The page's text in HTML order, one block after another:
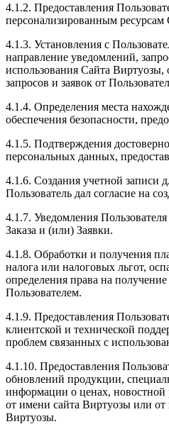
4.1.2. Предоставления
персонализированным ресурсам
4.1.3. Установления с
направление уведомлений,
использования Сайта Виртуозы,
запросов и заявок от
4.1.4. Определения места
обеспечения безопасности,
4.1.5. Подтверждения
персональных данных,
4.1.6. Создания учетной записи
Пользователь дал согласие на
4.1.7. Уведомления
Заказа и (или) Заявки.
4.1.8. Обработки и получения
налога или налоговых льгот,
определения права на
Пользователем.
4.1.9. Предоставления
клиентской и технической
проблем связанных с
4.1.10. Предоставления
обновлений продукции,
информации о ценах,
от имени сайта Виртуозы или от
Виртуозы.